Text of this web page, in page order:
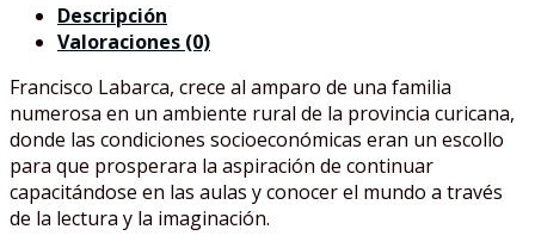
Descripción
Valoraciones (0)
Francisco Labarca, crece al amparo de una familia
numerosa en un ambiente rural de la provincia curicana,
donde las condiciones socioeconómicas eran un escollo
para que prosperara la aspiración de continuar
capacitándose en las aulas y conocer el mundo a través
de la lectura y la imaginación.